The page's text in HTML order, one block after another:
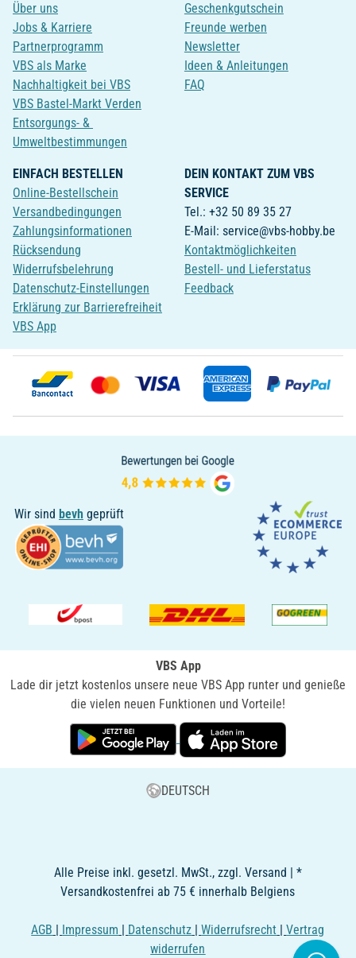
Über uns
Jobs & Karriere
Partnerprogramm
VBS als Marke
Nachhaltigkeit bei VBS
VBS Bastel-Markt Verden
Entsorgungs- &
Umweltbestimmungen
Geschenkgutschein
Freunde werben
Newsletter
Ideen & Anleitungen
FAQ
EINFACH BESTELLEN
Online-Bestellschein
Versandbedingungen
Zahlungsinformationen
Rücksendung
Widerrufsbelehrung
Datenschutz-Einstellungen
Erklärung zur Barrierefreiheit
VBS App
DEIN KONTAKT ZUM VBS
SERVICE
Tel.: +32 50 89 35 27
E-Mail: service@vbs-hobby.be
Kontaktmöglichkeiten
Bestell- und Lieferstatus
Feedback
Wir sind bevh geprüft
VBS App
Lade dir jetzt kostenlos unsere neue VBS App runter und genieße
die vielen neuen Funktionen und Vorteile!
DEUTSCH
Alle Preise inkl. gesetzl. MwSt., zzgl. Versand | *
Versandkostenfrei ab 75 € innerhalb Belgiens
AGB | Impressum | Datenschutz |Widerrufsrecht |Vertrag
widerrufen